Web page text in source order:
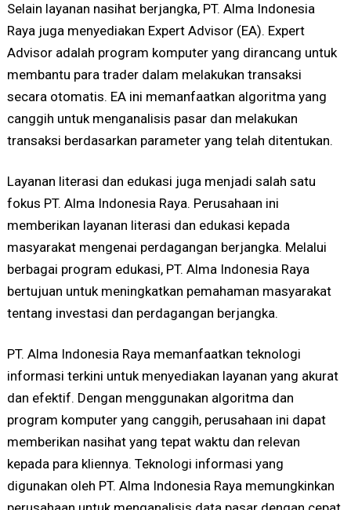
Selain layanan nasihat berjangka, PT. Alma Indonesia
Raya juga menyediakan Expert Advisor (EA). Expert
Advisor adalah program komputer yang dirancang untuk
membantu para trader dalam melakukan transaksi
secara otomatis. EA ini memanfaatkan algoritma yang
canggih untuk menganalisis pasar dan melakukan
transaksi berdasarkan parameter yang telah ditentukan.
Layanan literasi dan edukasi juga menjadi salah satu
fokus PT. Alma Indonesia Raya. Perusahaan ini
memberikan layanan literasi dan edukasi kepada
masyarakat mengenai perdagangan berjangka. Melalui
berbagai program edukasi, PT. Alma Indonesia Raya
bertujuan untuk meningkatkan pemahaman masyarakat
tentang investasi dan perdagangan berjangka.
PT. Alma Indonesia Raya memanfaatkan teknologi
informasi terkini untuk menyediakan layanan yang akurat
dan efektif. Dengan menggunakan algoritma dan
program komputer yang canggih, perusahaan ini dapat
memberikan nasihat yang tepat waktu dan relevan
kepada para kliennya. Teknologi informasi yang
digunakan oleh PT. Alma Indonesia Raya memungkinkan